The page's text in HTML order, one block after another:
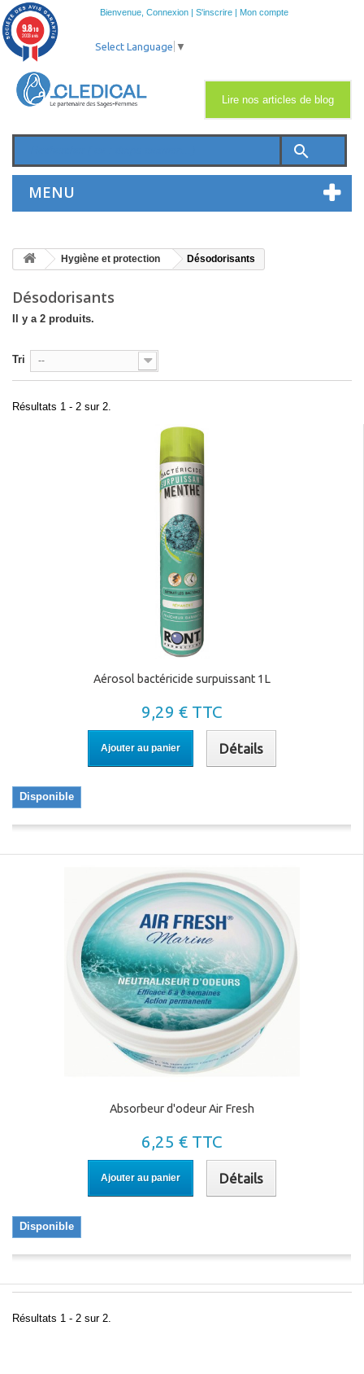
Bienvenue, Connexion | S'inscrire | Mon compte
search
MENU
Lire nos articles de blog
Select Language ▼
Hygiène et protection Désodorisants
Désodorisants
Il y a 2 produits.
Tri --
Résultats 1 - 2 sur 2.
Aérosol bactéricide surpuissant 1L
9,29 € TTC
Ajouter au panier Détails
Disponible
Absorbeur d'odeur Air Fresh
6,25 € TTC
Ajouter au panier Détails
Disponible
Résultats 1 - 2 sur 2.
9.8/10
2033 avis